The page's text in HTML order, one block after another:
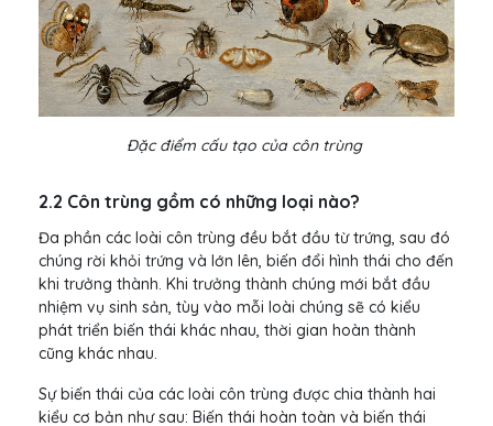
Đặc điểm cấu tạo của côn trùng
2.2 Côn trùng gồm có những loại nào?
Đa phần các loài côn trùng đều bắt đầu từ trứng, sau đó
chúng rời khỏi trứng và lớn lên, biến đổi hình thái cho đến
khi trưởng thành. Khi trưởng thành chúng mới bắt đầu
nhiệm vụ sinh sản, tùy vào mỗi loài chúng sẽ có kiểu
phát triển biến thái khác nhau, thời gian hoàn thành
cũng khác nhau.
Sự biến thái của các loài côn trùng được chia thành hai
kiểu cơ bản như sau: Biến thái hoàn toàn và biến thái